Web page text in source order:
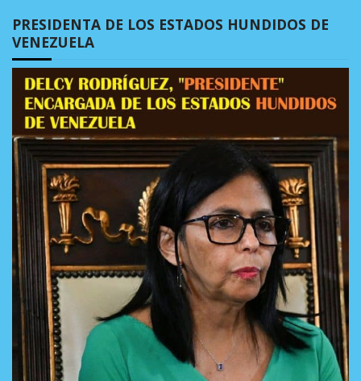
PRESIDENTA DE LOS ESTADOS HUNDIDOS DE
VENEZUELA